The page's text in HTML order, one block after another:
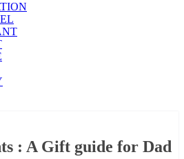
: A Gift guide for Dad